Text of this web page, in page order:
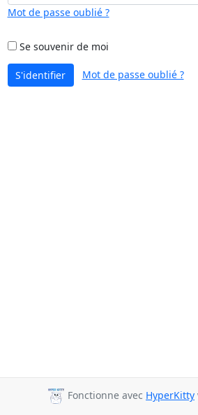
Mot de passe oublié ?
Se souvenir de moi
S'identifier Mot de passe oublié ?
Fonctionne avec HyperKitty